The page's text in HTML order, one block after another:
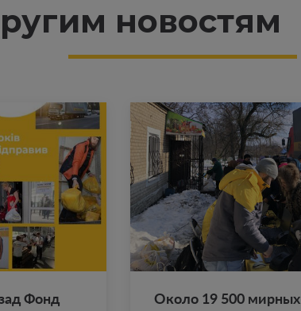
новостям
Фонд
Около 19 500